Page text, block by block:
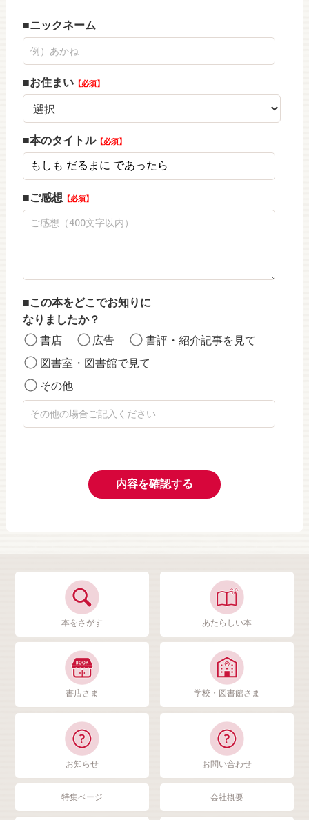
ニックネーム
お住まい 必須
本のタイトル 必須
ご感想 必須
この本をどこでお知りに
なりましたか？
書店
広告
書評・紹介記事を見て
図書室・図書館で見て
その他
内容を確認する
本をさがす あたらしい本
書店さま 学校・図書館さま
お知らせ お問い合わせ
特集ページ 会社概要